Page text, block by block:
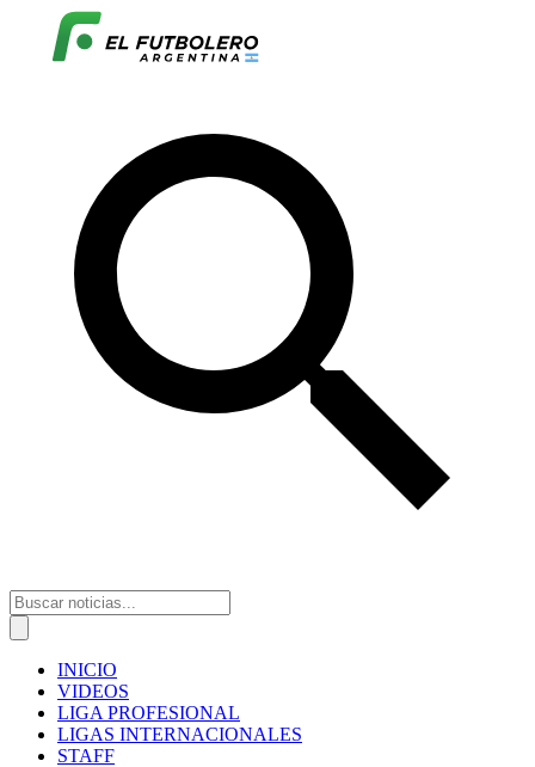
INICIO
VIDEOS
LIGA PROFESIONAL
LIGAS INTERNACIONALES
STAFF